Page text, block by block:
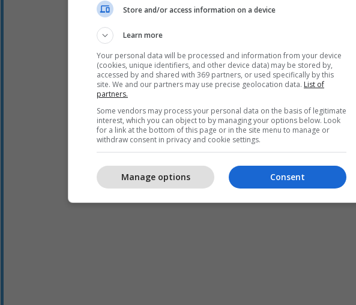
Store and/or access information on a device
Learn more
Your personal data will be processed and information from your device
(cookies, unique identifiers, and other device data) may be stored by,
accessed by and shared with 369 partners, or used specifically by this
site. We and our partners may use precise geolocation data. List of
partners.
Some vendors may process your personal data on the basis of legitimate
interest, which you can object to by managing your options below. Look
for a link at the bottom of this page or in the site menu to manage or
withdraw consent in privacy and cookie settings.
Consent
Manage options